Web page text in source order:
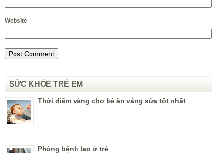
Website
SỨC KHỎE TRẺ EM
Thời điểm vàng cho bé ăn váng sữa tốt nhất
Phòng bệnh lao ở trẻ